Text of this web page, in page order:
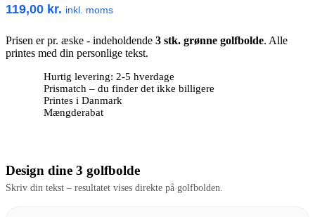
119,00 kr. inkl. moms
Prisen er pr. æske - indeholdende 3 stk. grønne golfbolde. Alle
printes med din personlige tekst.
Hurtig levering: 2-5 hverdage
Prismatch – du finder det ikke billigere
Printes i Danmark
Mængderabat
Design dine 3 golfbolde
Skriv din tekst – resultatet vises direkte på golfbolden.